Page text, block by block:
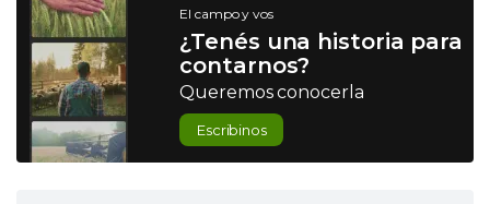
El campo y vos
¿Tenés una historia para
contarnos?
Queremos conocerla
Escribinos